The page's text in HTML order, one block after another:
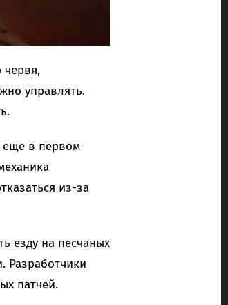
червя,
управлять.
еще в первом
из-за
езду на песчаных
Разработчики
патчей.